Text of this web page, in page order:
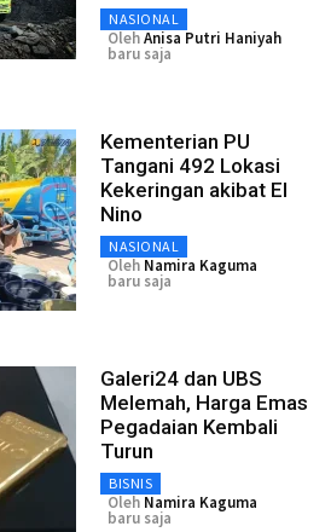
NASIONAL
OlehAnisa Putri Haniyah
baru saja
Kementerian PU
Tangani 492 Lokasi
Kekeringan akibat El
Nino
NASIONAL
Oleh Namira Kaguma
baru saja
Galeri24 dan UBS
Melemah, Harga Emas
Pegadaian Kembali
Turun
BISNIS
Oleh Namira Kaguma
baru saja